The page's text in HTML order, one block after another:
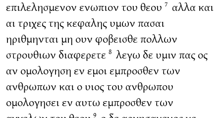
επιλελησμενον ενωπιον του θεου 7 αλλα και
αι τριχες της κεφαλης υμων πασαι
ηριθμηνται μη ουν φοβεισθε πολλων
στρουθιων διαφερετε 8 λεγω δε υμιν πας ος
αν ομολογηση εν εμοι εμπροσθεν των
ανθρωπων και ο υιος του ανθρωπου
ομολογησει εν αυτω εμπροσθεν των
9